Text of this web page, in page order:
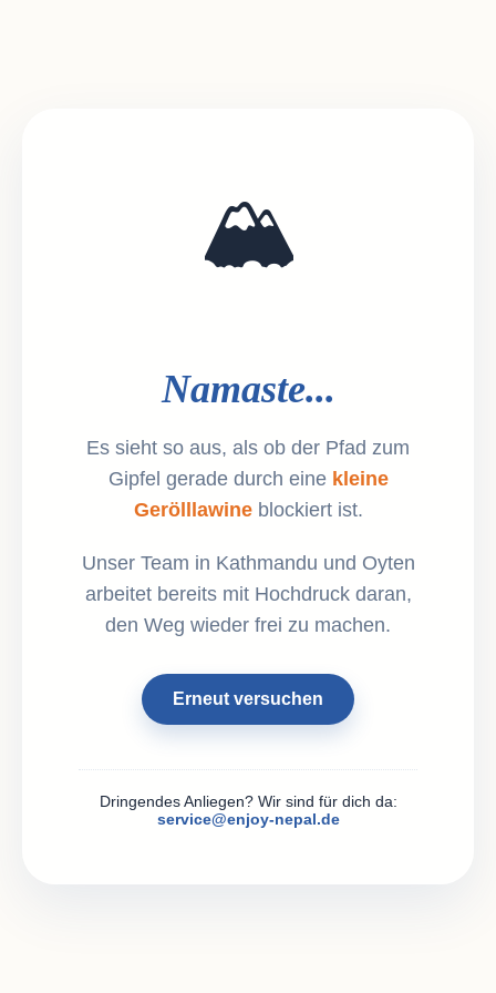
🏔️
Namaste...
Es sieht so aus, als ob der Pfad zum
Gipfel gerade durch eine kleine
Gerölllawineblockiert ist.
Unser Team in Kathmandu und Oyten
arbeitet bereits mit Hochdruck daran,
den Weg wieder frei zu machen.
Erneut versuchen
Dringendes Anliegen? Wir sind für dich da:
service@enjoy-nepal.de